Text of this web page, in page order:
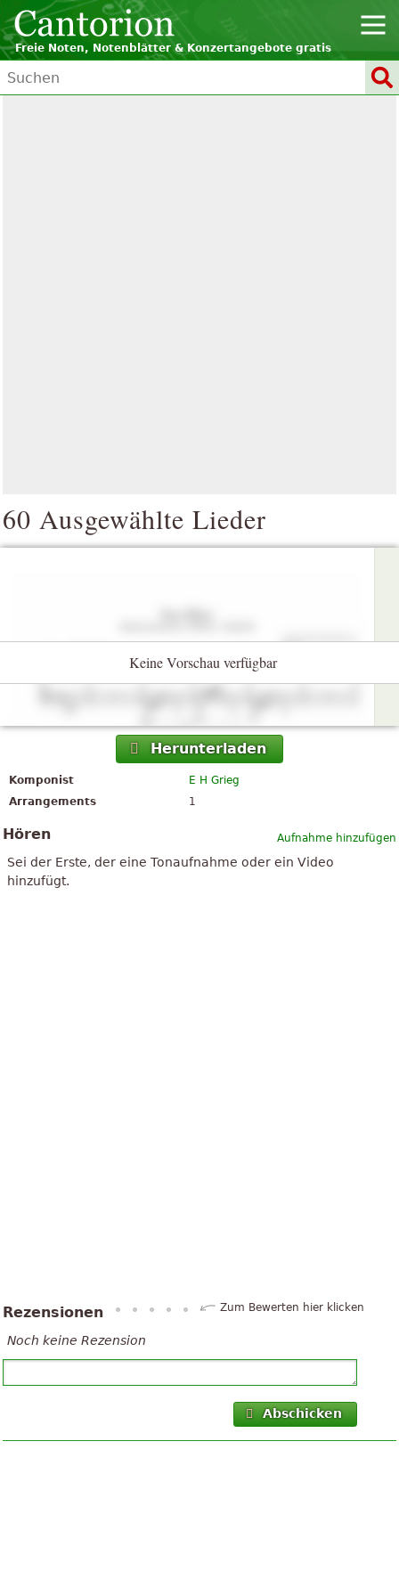
Freie Noten, Notenblätter & Konzertangebote gratis
60 Ausgewählte Lieder
Keine Vorschau verfügbar
Herunterladen
Komponist
E H Grieg
Arrangements
1
Aufnahme hinzufügen
Hören
Sei der Erste, der eine Tonaufnahme oder ein Video
hinzufügt.
Rezensionen Zum Bewerten hier klicken
Noch keine Rezension
Abschicken